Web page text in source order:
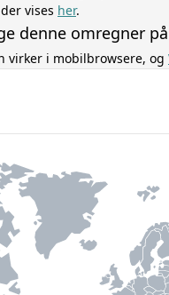
vises her.
denne omregner
virker i mobilbrowsere, og